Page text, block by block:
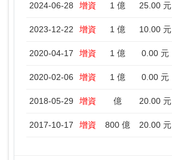
2024-06-28 增資 1 億 25.00 元
2023-12-22 增資 1 億 10.00 元
2020-04-17 增資 1 億 0.00 元
2020-02-06 增資 1 億 0.00 元
2018-05-29 增資 億 20.00 元
2017-10-17 增資 800 億 20.00 元